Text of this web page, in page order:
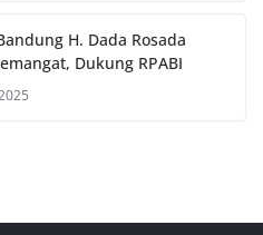
H. Dada Rosada
Dukung RPABI